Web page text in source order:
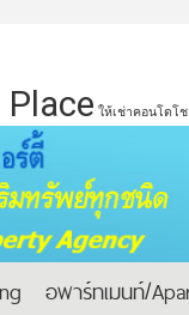
ให้เช่าคอนโดโ
อพาร์ทเมนท์/